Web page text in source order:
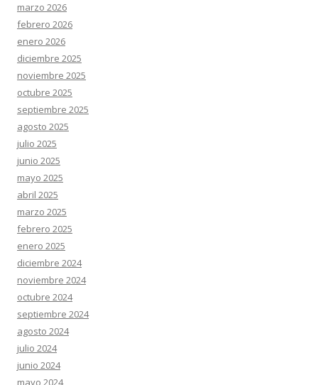
marzo 2026
febrero 2026
enero 2026
diciembre 2025
noviembre 2025
octubre 2025
septiembre 2025
agosto 2025
julio 2025
junio 2025
mayo 2025
abril 2025
marzo 2025
febrero 2025
enero 2025
diciembre 2024
noviembre 2024
octubre 2024
septiembre 2024
agosto 2024
julio 2024
junio 2024
mayo 2024